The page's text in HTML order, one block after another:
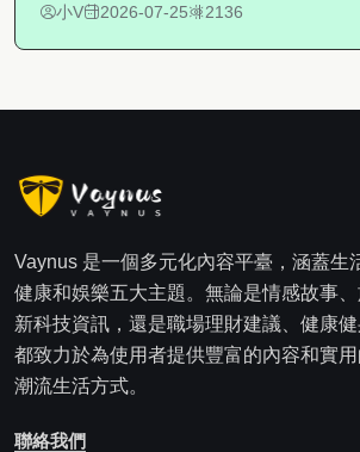
小V 2026-07-25 2136
Vaynus 是一個多元化內容平臺，涵蓋生
健康和娛樂五大主題。無論是情感故事
新科技資訊，還是職場理財建議、健康
都致力於為使用者提供豐富的內容和實
潮流生活方式。
聯絡我們